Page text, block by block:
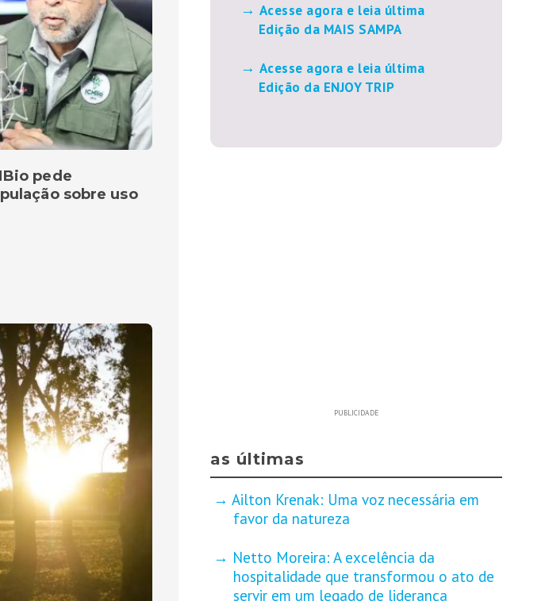
pede
sobre uso
Acesse agora e leia última
Edição da MAIS SAMPA
Acesse agora e leia última
Edição da ENJOY TRIP
PUBLICIDADE
as últimas
Ailton Krenak: Uma voz necessária em
favor da natureza
Netto Moreira: A excelência da
hospitalidade que transformou o ato de
servir em um legado de liderança